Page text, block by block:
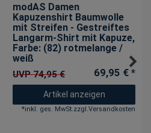
modAS Damen
Kapuzenshirt Baumwolle
mit Streifen - Gestreiftes
Langarm-Shirt mit Kapuze,
Farbe: (82) rotmelange /
weiß
UVP 74,95 € 69,95 € *
Artikel anzeigen
*inkl. ges. MwSt.zzgl.Versandkosten